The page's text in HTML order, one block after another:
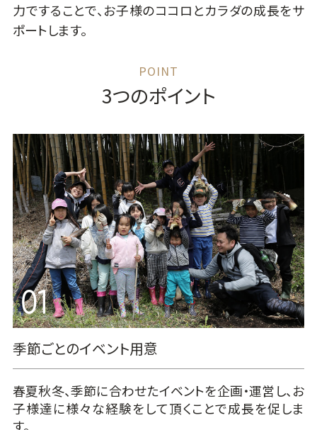
3つのポイント
力ですることで、お子様のココロとカラダの成長をサ
ポートします。
季節ごとのイベント用意
春夏秋冬、季節に合わせたイベントを企画・運営し、お
子様達に様々な経験をして頂くことで成長を促しま
す。